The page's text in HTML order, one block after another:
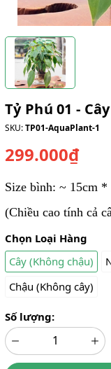
Tỷ Phú 01 -
SKU:TP01-AquaPlant-1
299.000₫
Size bình: ~ 15cm *
(Chiều cao tính cả
Chọn Loại Hàng
Cây (Không chậu)
Chậu (Không cây)
Số lượng: